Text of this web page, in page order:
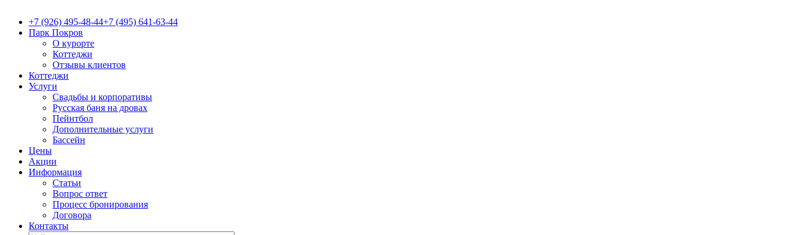
+7 (926) 495-48-44+7 (495) 641-63-44
Парк Покров
О курорте
Коттеджи
Отзывы клиентов
Коттеджи
Услуги
Свадьбы и корпоративы
Русская баня на дровах
Пейнтбол
Дополнительные услуги
Бассейн
Цены
Акции
Информация
Статьи
Вопрос ответ
Процесс бронирования
Договора
Контакты